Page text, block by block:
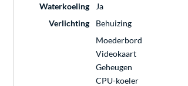
Waterkoeling
Ja
Verlichting
Behuizing
Moederbord
Videokaart
Geheugen
CPU-koeler